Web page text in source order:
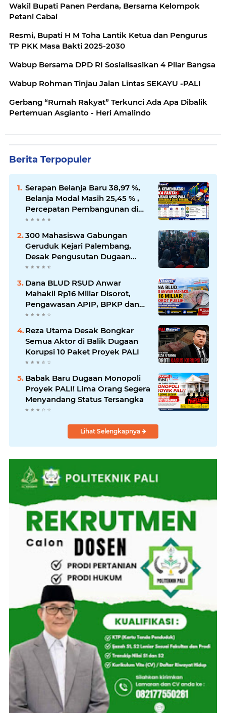
Wakil Bupati Panen Perdana, Bersama Kelompok
Petani Cabai
Resmi, Bupati H M Toha Lantik Ketua dan Pengurus
TP PKK Masa Bakti 2025-2030
Wabup Bersama DPD RI Sosialisasikan 4 Pilar Bangsa
Wabup Rohman Tinjau Jalan Lintas SEKAYU -PALI
Gerbang “Rumah Rakyat” Terkunci Ada Apa Dibalik
Pertemuan Asgianto - Heri Amalindo
Berita Terpopuler
Serapan Belanja Baru 38,97 %,
Belanja Modal Masih 25,45 % ,
Percepatan Pembangunan di
PALI Dipertanyakan
300 Mahasiswa Gabungan
Geruduk Kejari Palembang,
Desak Pengusutan Dugaan
Korupsi Tanpa Tebang Pilih
Dana BLUD RSUD Anwar
Mahakil Rp16 Miliar Disorot,
Pengawasan APIP, BPKP dan
BPK Harus Bergerak Optimal
Reza Utama Desak Bongkar
Semua Aktor di Balik Dugaan
Korupsi 10 Paket Proyek PALI
Babak Baru Dugaan Monopoli
Proyek PALI! Lima Orang Segera
Menyandang Status Tersangka
Lihat Selengkapnya